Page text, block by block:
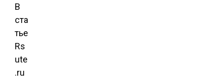
В
ста
тье
Rs
ute
.ru